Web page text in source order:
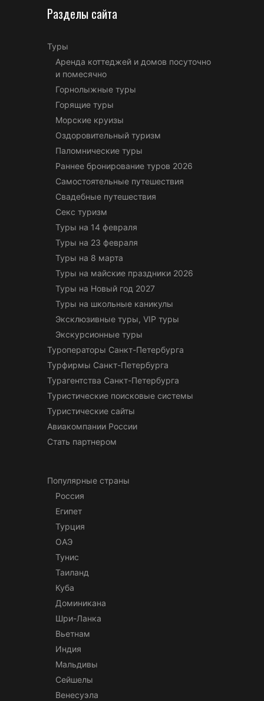
Разделы сайта
Туры
Аренда коттеджей и домов посуточно
и помесячно
Горнолыжные туры
Горящие туры
Морские круизы
Оздоровительный туризм
Паломнические туры
Раннее бронирование туров 2026
Самостоятельные путешествия
Свадебные путешествия
Секс туризм
Туры на 14 февраля
Туры на 23 февраля
Туры на 8 марта
Туры на майские праздники 2026
Туры на Новый год 2027
Туры на школьные каникулы
Эксклюзивные туры, VIP туры
Экскурсионные туры
Туроператоры Санкт-Петербурга
Турфирмы Санкт-Петербурга
Турагентства Санкт-Петербурга
Туристические поисковые системы
Туристические сайты
Авиакомпании России
Стать партнером
Популярные страны
Россия
Египет
Турция
ОАЭ
Тунис
Таиланд
Куба
Доминикана
Шри-Ланка
Вьетнам
Индия
Мальдивы
Сейшелы
Венесуэла